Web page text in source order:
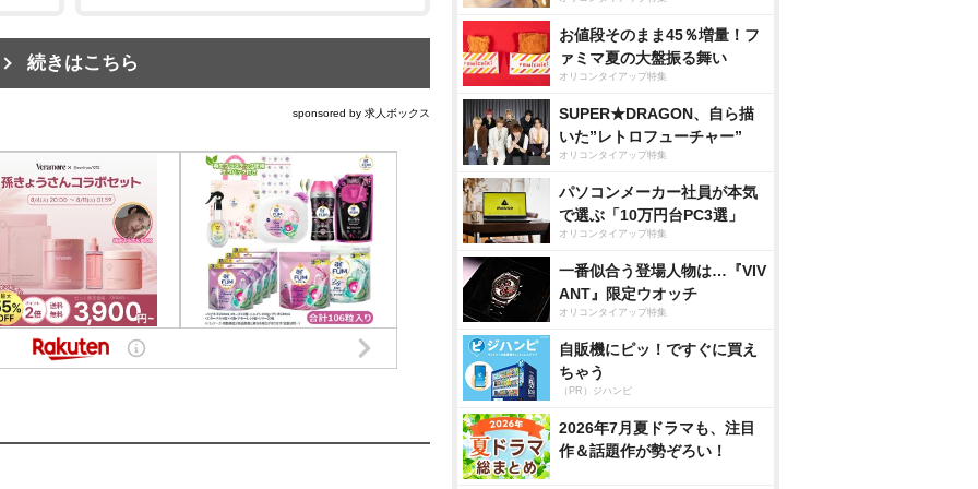
続きはこちら
sponsored by 求人ボックス
お値段そのまま45％増量！フ
ァミマ夏の大盤振る舞い
オリコンタイアップ特集
SUPER★DRAGON、自ら描
いた”レトロフューチャー”
オリコンタイアップ特集
パソコンメーカー社員が本気
で選ぶ「10万円台PC3選」
オリコンタイアップ特集
一番似合う登場人物は…『VIV
ANT』限定ウオッチ
オリコンタイアップ特集
自販機にピッ！ですぐに買え
ちゃう
（PR）ジハンピ
2026年7月夏ドラマも、注目
作＆話題作が勢ぞろい！